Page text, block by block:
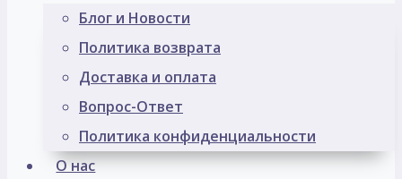
Блог и Новости
Политика возврата
Доставка и оплата
Вопрос-Ответ
Политика конфиденциальности
О нас